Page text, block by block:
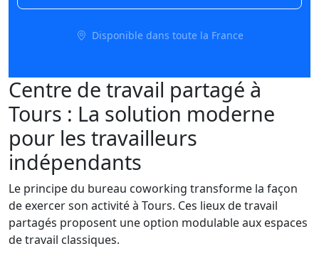
Disponible dans toute la France
Centre de travail partagé à
Tours : La solution moderne
pour les travailleurs
indépendants
Le principe du bureau coworking transforme la façon
de exercer son activité à Tours. Ces lieux de travail
partagés proposent une option modulable aux espaces
de travail classiques.